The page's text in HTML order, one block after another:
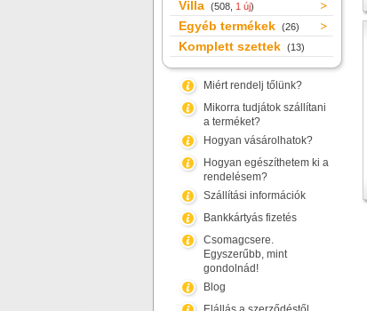
Villa (508, 1 új)
Egyéb termékek (26)
Komplett szettek (13)
Miért rendelj tőlünk?
Mikorra tudjátok szállítani
a terméket?
Hogyan vásárolhatok?
Hogyan egészíthetem ki a
rendelésem?
Szállítási információk
Bankkártyás fizetés
Csomagcsere.
Egyszerűbb, mint
gondolnád!
Blog